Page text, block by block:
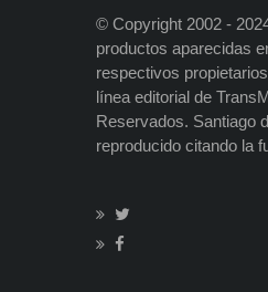
© Copyright 2002 -
productos aparecidas
respectivos
línea editorial de
Reservados. Santiago
reproducido citando la